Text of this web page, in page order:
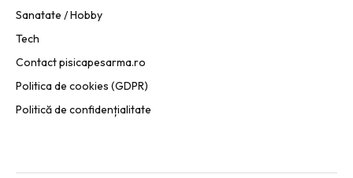
Sanatate / Hobby
Tech
Contact pisicapesarma.ro
Politica de cookies (GDPR)
Politică de confidențialitate